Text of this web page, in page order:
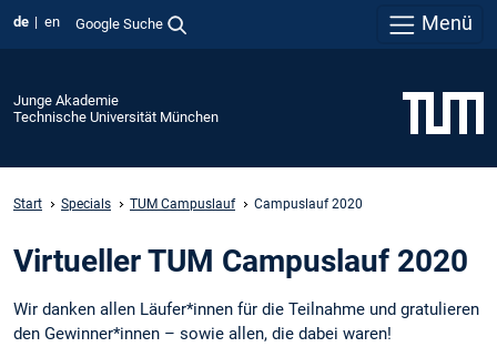
de en Google Suche Menü
Junge Akademie
Technische Universität München
Start Specials TUM Campuslauf Campuslauf 2020
Virtueller TUM Campuslauf 2020
Wir danken allen Läufer*innen für die Teilnahme und gratulieren
den Gewinner*innen – sowie allen, die dabei waren!